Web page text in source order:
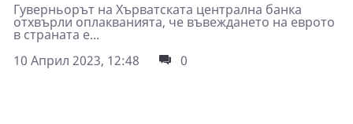
Гуверньорът на Хърватската централна банка
отхвърли оплакванията, че въвеждането на еврото
в страната е...
10 Април 2023, 12:48
0